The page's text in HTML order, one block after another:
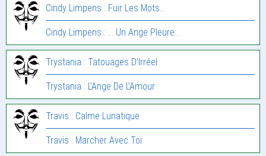
Cindy Limpens : Fuir Les Mots…
Cindy Limpens : … Un Ange Pleure…
Trystania : Tatouages D’Irréel
Trystania : L’Ange De L’Amour
Travis : Calme Lunatique
Travis : Marcher Avec Toi